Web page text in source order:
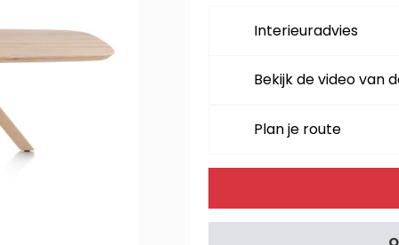
Interieuradvies
Bekijk de video van
Plan je route